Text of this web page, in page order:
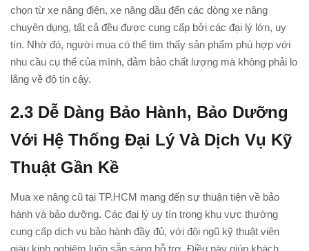
chọn từ xe nâng điện, xe nâng dầu đến các dòng xe nâng
chuyên dụng, tất cả đều được cung cấp bởi các đại lý lớn, uy
tín. Nhờ đó, người mua có thể tìm thấy sản phẩm phù hợp với
nhu cầu cụ thể của mình, đảm bảo chất lượng mà không phải lo
lắng về độ tin cậy.
2.3 Dễ Dàng Bảo Hành, Bảo Dưỡng
Với Hệ Thống Đại Lý Và Dịch Vụ Kỹ
Thuật Gần Kề
Mua xe nâng cũ tại TP.HCM mang đến sự thuận tiện về bảo
hành và bảo dưỡng. Các đại lý uy tín trong khu vực thường
cung cấp dịch vụ bảo hành đầy đủ, với đội ngũ kỹ thuật viên